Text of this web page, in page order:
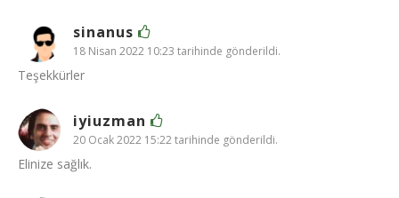
sinanus
18 Nisan 2022 10:23 tarihinde gönderildi.
Teşekkürler
iyiuzman
20 Ocak 2022 15:22 tarihinde gönderildi.
Elinize sağlık.